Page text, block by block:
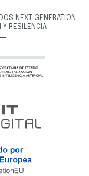
NEXT GENERATION
Y RESILENCIA